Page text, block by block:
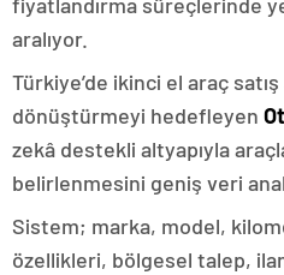
aralıyor.
Türkiye’de ikinci el araç
dönüştürmeyi hedefleyen
zekâ destekli altyapıyla
belirlenmesini geniş veri
Sistem; marka, model,
özellikleri, bölgesel talep,